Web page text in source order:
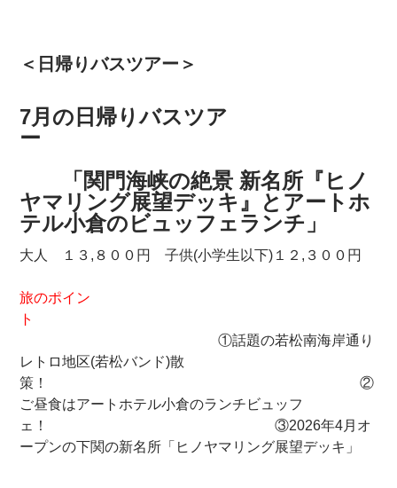
＜日帰りバスツアー＞
7月の日帰りバスツア
ー
「関門海峡の絶景 新名所『ヒノ
ヤマリング展望デッキ』とアートホ
テル小倉のビュッフェランチ」
大人 １３,８００円 子供(小学生以下)１２,３００円
旅のポイン
ト
①話題の若松南海岸通り
レトロ地区(若松バンド)散
策！ ②
ご昼食はアートホテル小倉のランチビュッフ
ェ！ ③2026年4月オ
ープンの下関の新名所「ヒノヤマリング展望デッキ」